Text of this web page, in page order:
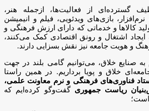
گسترده‌ای از فعالیت‌ها، ازجمله هنر،
بازی‌های ویدئویی، فیلم و انیمیشن
کالاها و خدماتی که دارای ارزش فرهنگی و
ایجاد اشتغال و رونق اقتصادی کمک می‌کنند،
و هویت جامعه نیز نقش بسزایی دارند.
به صنایع خلاق، می‌توانیم گامی بلند در جهت
خلاق و پویا برداریم. در همین راستا
فناوری‏‌های فرهنگی و نرم معاونت علمی،
ریاست جمهوری گفت‌وگو کرده‌ایم که